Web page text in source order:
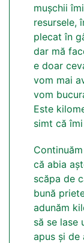
mușchii
resursele,
plecat în
dar mă
e doar
vom mai
vom
Este
simt că
că abia
scăpa de
bună
adunăm
să se lase
apus și de